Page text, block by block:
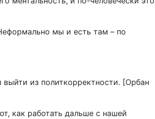
мы и есть там – по
из политкорректности. [Орбан
как работать дальше с нашей